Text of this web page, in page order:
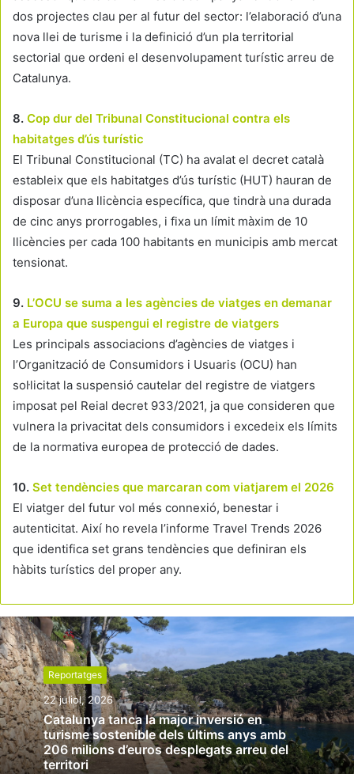
dos projectes clau per al futur del sector: l’elaboració d’una
nova llei de turisme i la definició d’un pla territorial
sectorial que ordeni el desenvolupament turístic arreu de
Catalunya.
8. Cop dur del Tribunal Constitucional contra els
habitatges d’ús turístic
El Tribunal Constitucional (TC) ha avalat el decret català
estableix que els habitatges d’ús turístic (HUT) hauran de
disposar d’una llicència específica, que tindrà una durada
de cinc anys prorrogables, i fixa un límit màxim de 10
llicències per cada 100 habitants en municipis amb mercat
tensionat.
9. L’OCU se suma a les agències de viatges en demanar
a Europa que suspengui el registre de viatgers
Les principals associacions d’agències de viatges i
l’Organització de Consumidors i Usuaris (OCU) han
sol·licitat la suspensió cautelar del registre de viatgers
imposat pel Reial decret 933/2021, ja que consideren que
vulnera la privacitat dels consumidors i excedeix els límits
de la normativa europea de protecció de dades.
10. Set tendències que marcaran com viatjarem el 2026
El viatger del futur vol més connexió, benestar i
autenticitat. Així ho revela l’informe Travel Trends 2026
que identifica set grans tendències que definiran els
hàbits turístics del proper any.
Reportatges
22 juliol, 2026
Catalunya tanca la major inversió en
turisme sostenible dels últims anys amb
206 milions d’euros desplegats arreu del
territori